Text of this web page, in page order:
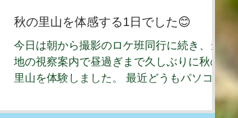
秋の里山を体感する1日でした😊
今日は朝から撮影のロケ班同行に続き、当
地の視察案内で昼過ぎまで久しぶりに秋の
里山を体験しました。 最近どうもパソコン
仕事が多く、せっかくの里山暮らしが満喫
できていなかったので、仕事とはいえ、ゆ